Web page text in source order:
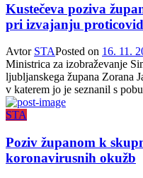
Kustečeva poziva
pri izvajanju
Avtor STAPosted on 16. 11.
Ministrica za izobraževanje
ljubljanskega župana Zorana
v katerem jo je seznanil s
STA
Poziv županom k
koronavirusnih okužb